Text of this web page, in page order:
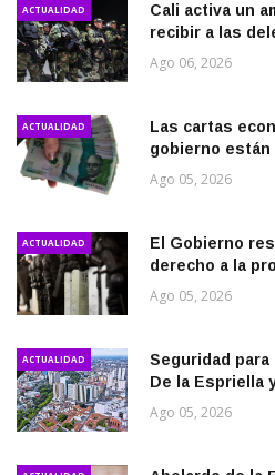
ACTUALIDAD
Cali activa un
recibir a las
Ago 06, 2026
ACTUALIDAD
Las cartas
gobierno están
Ago 05, 2026
ACTUALIDAD
El Gobierno
derecho a la
Ago 05, 2026
ACTUALIDAD
Seguridad
De la Espriella
Ago 05, 2026